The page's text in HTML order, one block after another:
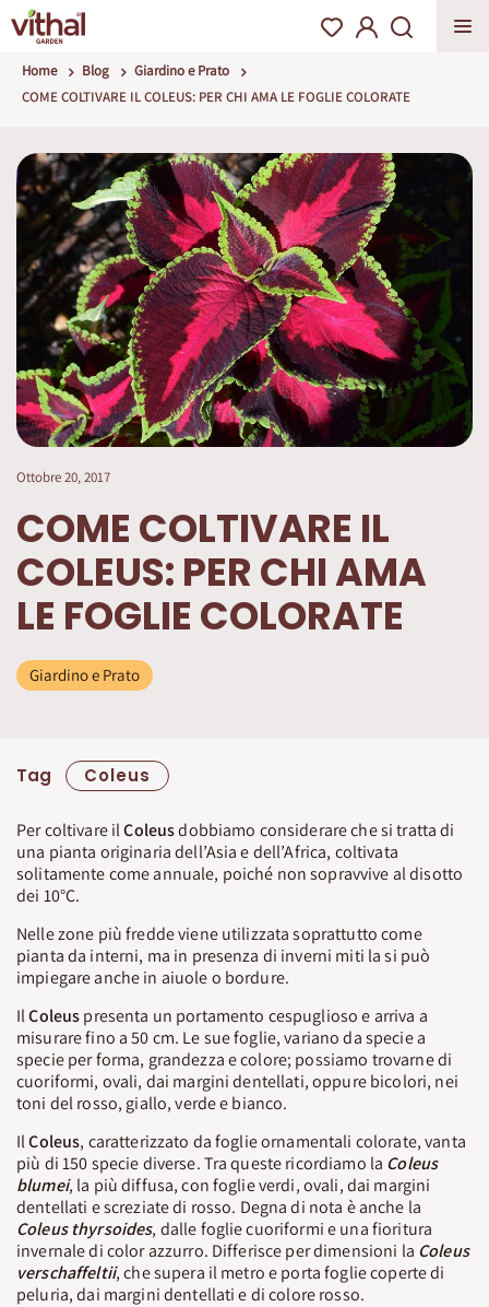
Home Blog
Giardino e Prato
COME COLTIVARE IL COLEUS: PER CHI AMA LE FOGLIE COLORATE
Ottobre 20, 2017
COME COLTIVARE IL
COLEUS: PER CHI AMA
LE FOGLIE COLORATE
Giardino e Prato
Tag Coleus
Per coltivare ilColeusdobbiamo considerare che si tratta di
una pianta originaria dell’Asia e dell’Africa, coltivata
solitamente come annuale, poiché non sopravvive al disotto
dei 10°C.
Nelle zone più fredde viene utilizzata soprattutto come
pianta da interni, ma in presenza di inverni miti la si può
impiegare anche in aiuole o bordure.
IlColeuspresenta un portamento cespuglioso e arriva a
misurare fino a 50 cm. Le sue foglie, variano da specie a
specie per forma, grandezza e colore; possiamo trovarne di
cuoriformi, ovali, dai margini dentellati, oppure bicolori, nei
toni del rosso, giallo, verde e bianco.
IlColeus, caratterizzato da foglie ornamentali colorate, vanta
più di 150 specie diverse. Tra queste ricordiamo la Coleus
blumei, la più diffusa, con foglie verdi, ovali, dai margini
dentellati e screziate di rosso. Degna di nota è anche la
Coleus thyrsoides, dalle foglie cuoriformi e una fioritura
invernale di color azzurro. Differisce per dimensioni la Coleus
verschaffeltii, che supera il metro e porta foglie coperte di
peluria, dai margini dentellati e di colore rosso.